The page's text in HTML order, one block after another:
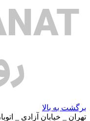
برگشت به بالا
تهران _ خیابان آزادی _